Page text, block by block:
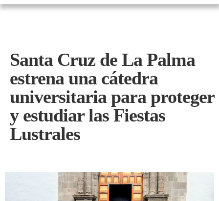
Santa Cruz de La Palma
estrena una cátedra
universitaria para proteger
y estudiar las Fiestas
Lustrales